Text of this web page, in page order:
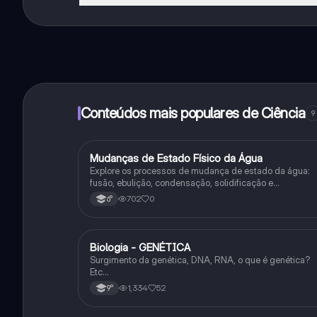
funcionalidades da aplicação, pode adquirir o
Conteúdos mais populares de Ciência 9
MCiência
Mudanças de Estado Físico da Água
Explore os processos de mudança de estado da água:
fusão, ebulição, condensação, solidificação e
sublimação.
6° 702 0
Ciência
Biologia - GENÉTICA
Surgimento da genética, DNA, RNA, o que é genética?
Etc…
9° 1,334 52